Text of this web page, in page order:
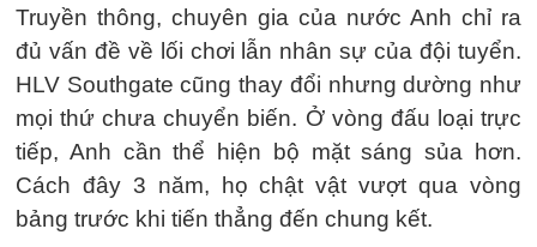
Truyền thông, chuyên gia của nước Anh chỉ ra
đủ vấn đề về lối chơi lẫn nhân sự của đội tuyển.
HLV Southgate cũng thay đổi nhưng dường như
mọi thứ chưa chuyển biến. Ở vòng đấu loại trực
tiếp, Anh cần thể hiện bộ mặt sáng sủa hơn.
Cách đây 3 năm, họ chật vật vượt qua vòng
bảng trước khi tiến thẳng đến chung kết.